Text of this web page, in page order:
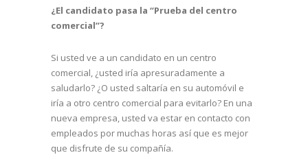
¿El candidato pasa la “Prueba del centro
comercial”?
Si usted ve a un candidato en un centro
comercial, ¿usted iría apresuradamente a
saludarlo? ¿O usted saltaría en su automóvil e
iría a otro centro comercial para evitarlo? En una
nueva empresa, usted va estar en contacto con
empleados por muchas horas así que es mejor
que disfrute de su compañía.